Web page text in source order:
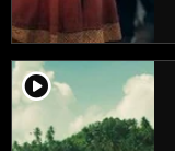
player2